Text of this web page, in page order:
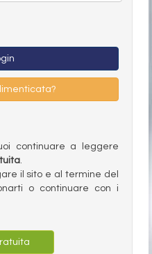
continuare a leggere
il sito e al termine del
o continuare con i